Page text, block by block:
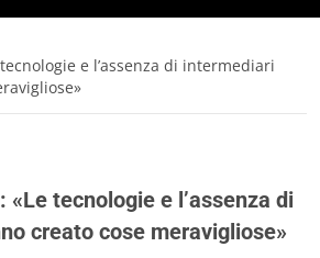
e l’assenza di intermediari
«Le tecnologie e l’assenza di
creato cose meravigliose»